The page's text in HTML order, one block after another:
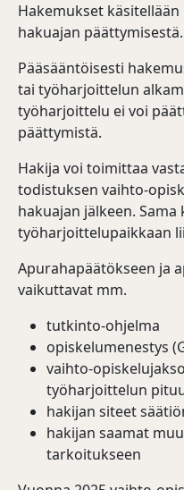
Hakemukset
hakuajan päättymisestä.
Pääsääntöisesti
tai työharjoittelun
työharjoittelu ei voi
päättymistä.
Hakija voi toimittaa
todistuksen vaihto-
hakuajan jälkeen. Sama
työharjoittelupaikkaan
Apurahapäätökseen ja
vaikuttavat mm.
tutkinto-ohjelma
opiskelumenestys
vaihto-
työharjoittelun
hakijan siteet
hakijan saamat
tarkoitukseen